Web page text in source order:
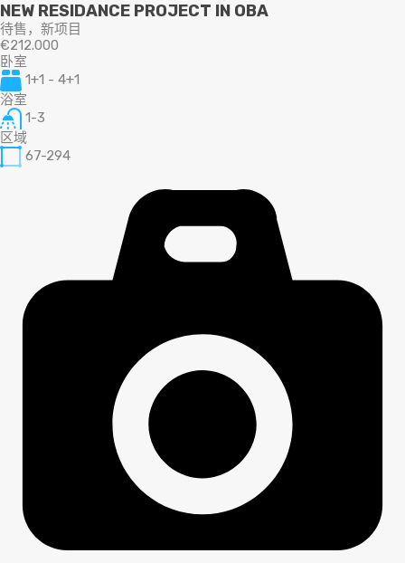
NEW RESIDANCE PROJECT IN OBA
待售，新项目
€212.000
卧室
1+1 - 4+1
浴室
1-3
区域
67-294